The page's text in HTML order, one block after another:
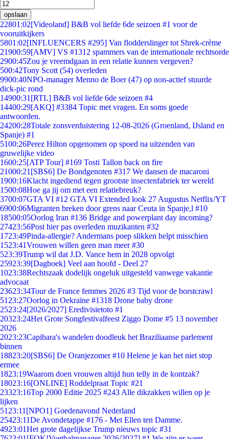
opslaan
22801:02[Videoland] B&B vol liefde 6de seizoen #1 voor de
vooruitkijkers
5801:02[INFLUENCERS #295] Van flodderslinger tot Shrek-crème
21900:59[AMV] VS #1312 spammers van de internationale rechtsorde
2900:45Zou je vreemdgaan in een relatie kunnen vergeven?
500:42Tony Scott (54) overleden
9900:40NPO-manager Menno de Boer (47) op non-actief stuurde
dick-pic rond
14900:31 [RTL] B&B vol liefde 6de seizoen #4
14400:29[AKQ] #3384 Topic met vragen. En soms goede
antwoorden.
24200:28Totale zonsverduistering 12-08-2026 (Groenland, IJsland en
Spanje) #1
5100:26Perez Hilton opgenomen op spoed na uitzenden van
gruwelijke video
1600:25[ATP Tour] #169 Tosti Tallon back on fire
21000:21 [SBS6] De Bondgenoten #317 We dansen de macaroni
1900:16Klacht ingediend tegen grootste insectenfabriek ter wereld
1500:08Hoe ga jij om met een relatiebreuk?
3700:07GTA VI #12 GTA VI Extended look 27 Augustus Netflix/YT
6900:06Migranten breken door grens naar Ceuta in Spanje,l #10
18500:05Oorlog Iran #136 Bridge and powerplant day incoming?
27423:56Post hier pas overleden muzikanten #32
1723:49Pinda-allergie? Andermans poep slikken helpt misschien
1523:41Vrouwen willen geen man meer #30
523:39Trump wil dat J.D. Vance hem in 2028 opvolgt
25923:39[Dagboek] Veel aan hoofd - Deel 27
1023:38Rechtszaak dodelijk ongeluk uitgesteld vanwege vakantie
advocaat
23623:34Tour de France femmes 2026 #3 Tijd voor de borstcrawl
51 23:27Oorlog in Oekraïne #1318 Drone baby drone
2523:24[2026/2027] Eredivisietoto #1
20323:24Het Grote Songfestivalfeest Ziggo Dome #5 13 november
2026
2023:23Capibara's wandelen doodleuk het Braziliaanse parlement
binnen
18823:20[SBS6] De Oranjezomer #10 Helene je kan het niet stop
ermee
1823:19Waarom doen vrouwen altijd hun telly in de kontzak?
18023:16[ONLINE] Roddelpraat Topic #21
23323:16Top 2000 Editie 2025 #243 Alle dikzakken willen op je
lijken
51 23:11 [NPO1] Goedenavond Nederland
25423:11De Avondetappe #176 - Met Ellen ten Damme.
4923:01Het grote dagelijkse Trump nieuws topic #31